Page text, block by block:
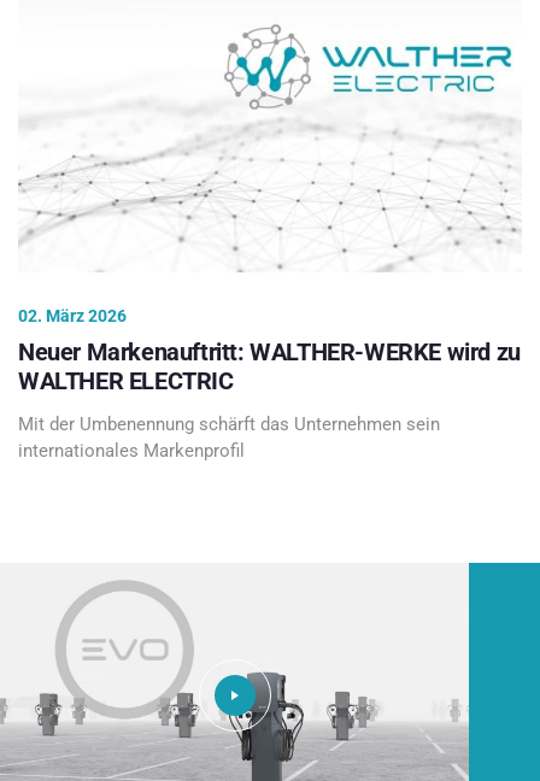
02. März 2026
Neuer Markenauftritt: WALTHER-WERKE wird zu
WALTHER ELECTRIC
Mit der Umbenennung schärft das Unternehmen sein
internationales Markenprofil